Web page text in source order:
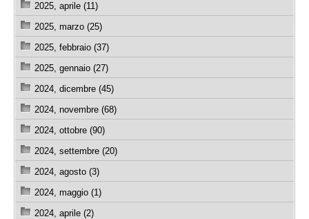
2025, aprile (11)
2025, marzo (25)
2025, febbraio (37)
2025, gennaio (27)
2024, dicembre (45)
2024, novembre (68)
2024, ottobre (90)
2024, settembre (20)
2024, agosto (3)
2024, maggio (1)
2024, aprile (2)